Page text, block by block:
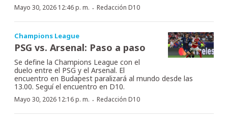
Mayo 30, 2026 12:46 p. m. · Redacción D10
Champions League
PSG vs. Arsenal: Paso a paso
Se define la Champions League con el
duelo entre el PSG y el Arsenal. El
encuentro en Budapest paralizará al mundo desde las
13.00. Seguí el encuentro en D10.
Mayo 30, 2026 12:16 p. m. · Redacción D10